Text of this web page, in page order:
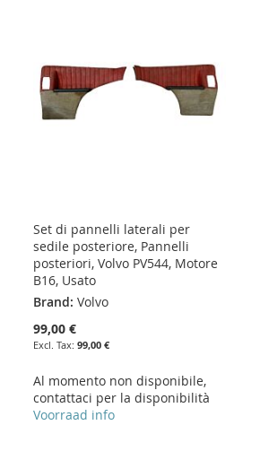
Set di pannelli laterali per
sedile posteriore, Pannelli
posteriori, Volvo PV544, Motore
B16, Usato
Brand: Volvo
99,00 €
99,00 €
Al momento non disponibile,
contattaci per la disponibilità
Voorraad info